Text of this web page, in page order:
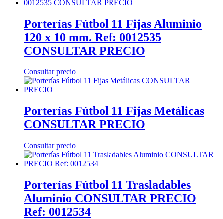
Porterías Fútbol 11 Fijas Aluminio
120 x 10 mm. Ref: 0012535
CONSULTAR PRECIO
Consultar precio
Porterías Fútbol 11 Fijas Metálicas
CONSULTAR PRECIO
Consultar precio
Porterías Fútbol 11 Trasladables
Aluminio CONSULTAR PRECIO
Ref: 0012534